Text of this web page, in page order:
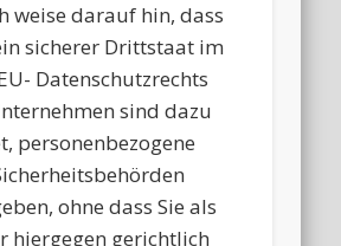
weise darauf hin, dass
sicherer Drittstaat im
Datenschutzrechts
sind dazu
personenbezogene
ohne dass Sie als
hiergegen gerichtlich